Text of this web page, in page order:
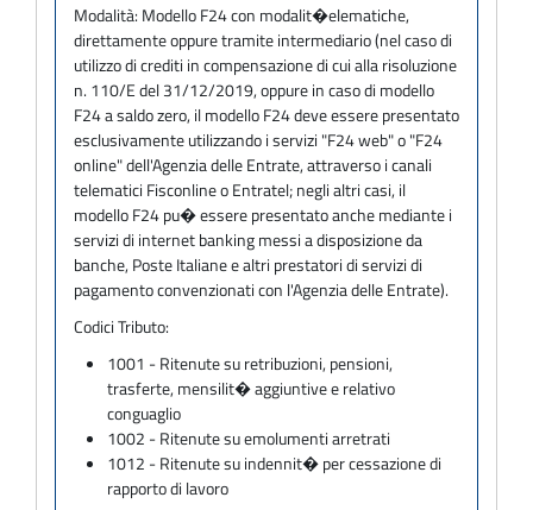
Modalità: Modello F24 con modalit�elematiche,
direttamente oppure tramite intermediario (nel caso di
utilizzo di crediti in compensazione di cui alla risoluzione
n. 110/E del 31/12/2019, oppure in caso di modello
F24 a saldo zero, il modello F24 deve essere presentato
esclusivamente utilizzando i servizi "F24 web" o "F24
online" dell'Agenzia delle Entrate, attraverso i canali
telematici Fisconline o Entratel; negli altri casi, il
modello F24 pu� essere presentato anche mediante i
servizi di internet banking messi a disposizione da
banche, Poste Italiane e altri prestatori di servizi di
pagamento convenzionati con l'Agenzia delle Entrate).
Codici Tributo:
1001 - Ritenute su retribuzioni, pensioni,
trasferte, mensilit� aggiuntive e relativo
conguaglio
1002 - Ritenute su emolumenti arretrati
1012 - Ritenute su indennit� per cessazione di
rapporto di lavoro